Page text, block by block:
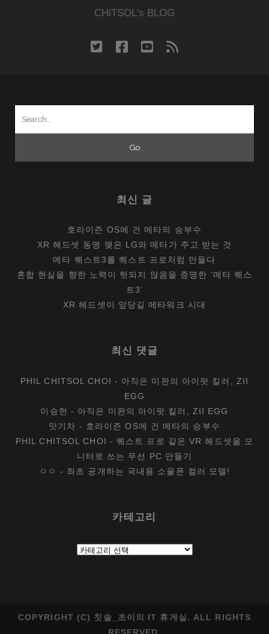
CHiTSOL's BLOG
twitterfacebook
youtube
rss
최신 글
호라이즌 OS에 건 메타의 승부수
XR 헤드셋 동맹 맺은 LG와 메타가 주고 받는 것
메타 퀘스트3를 퀘스트 프로처럼 만들다
혼합 현실을 향한 노력이 헛되지 않음을 증명한 ‘메타 퀘스
트3’
XR 헤드셋이 앞당길 메타워크 시대
최신 댓글
PHIL CHITSOL CHOI - 아직은 미완의 아이팟 킬러, ZII
EGG
이승헌 - 아직은 미완의 아이팟 킬러, ZII EGG
맛기차 - 호라이즌 OS에 건 메타의 승부수
PHIL CHITSOL CHOI -퀘스트 프로 같은 VR 헤드셋을 모
니터로 쓰는 무선 PC 만들기
ㅇㅇ - 최초 공개하는 국내용 소울폰 컬러 모델!
카테고리
테
COPYRIGHT (C) 칫솔_초이의 IT 휴게실. ALL RIGHTS
RESERVED.